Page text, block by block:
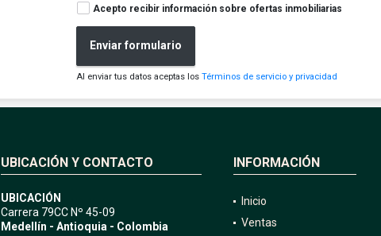
Acepto recibir información sobre ofertas inmobiliarias
Enviar formulario
Al enviar tus datos aceptas losTérminos de servicio y privacidad
UBICACIÓN Y CONTACTO
UBICACIÓN
Carrera 79CC Nº 45-09
Medellín - Antioquia - Colombia
INFORMACIÓN
Inicio
Ventas